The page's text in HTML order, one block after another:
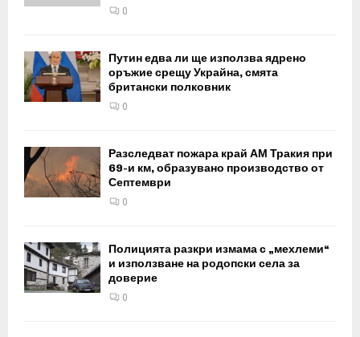
0
Путин едва ли ще използва ядрено
оръжие срещу Украйна, смята
британски полковник
0
Разследват пожара край АМ Тракия при
69-и км, образувано производство от
Септември
0
Полицията разкри измама с „мехлеми“
и използване на родопски села за
доверие
0